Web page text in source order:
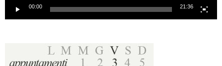
00:00 21:36